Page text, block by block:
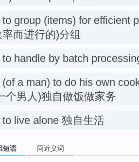
to group (items) for efficient
率而进行的)分组
to handle by batch
(of a man) to do his own
个男人)独自做饭做家务
to live alone 独自生活
短语 同近义词